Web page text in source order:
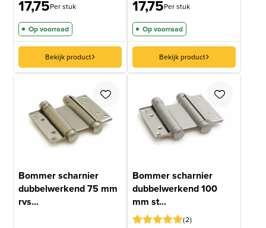
17,75Per stuk
Op voorraad
Bekijk product
17,75Per stuk
Op voorraad
Bekijk product
Bommer scharnier
dubbelwerkend 75 mm
rvs...
Bommer scharnier
dubbelwerkend 100
mm st...
2